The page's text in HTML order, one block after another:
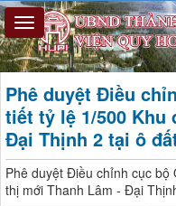
Phê duyệt Điều
tiết tỷ lệ 1/500 Khu
Đại Thịnh 2 tại ô
Phê duyệt Điều chỉnh cục bộ
thị mới Thanh Lâm - Đại